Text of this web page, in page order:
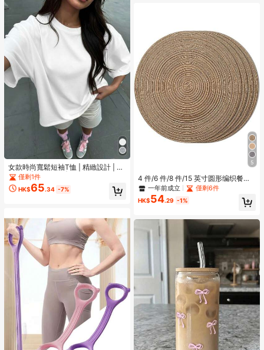
女款時尚寬鬆短袖T恤 | 精緻設計 | 夏
季必備 | 易於搭配 | 展現你的風格
僅剩1件
HK$65.34 -7%
5
4 件/6 件/8 件/15 英寸圆形编织餐桌
垫，可洗厨房餐垫，适合家庭聚会、
婚礼派对（咖啡棕色）
一年前成立 僅剩6件
HK$54.29 -1%